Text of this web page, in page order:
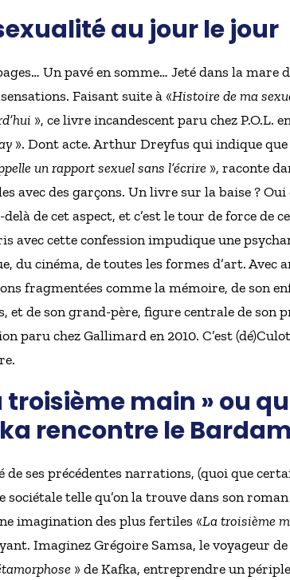
au jour le jour
Un pavé en somme… Jeté dans la mare
Faisant suite à «Histoire de ma
», ce livre incandescent paru chez P.O.L.
». Dont acte. Arthur Dreyfus qui indique que
un rapport sexuel sans l’écrire », raconte
avec des garçons. Un livre sur la baise ?
delà de cet aspect, et c’est le tour de force de
avec cette confession impudique une
du cinéma, de toutes les formes d’art.
fragmentées comme la mémoire, de son
et de son grand-père, figure centrale de son
paru chez Gallimard en 2010. C’est
troisième main » ou
rencontre le
de ses précédentes narrations, (quoi que
sociétale telle qu’on la trouve dans son roman
imagination des plus fertiles «La troisième
Imaginez Grégoire Samsa, le voyageur
» de Kafka, entreprendre un